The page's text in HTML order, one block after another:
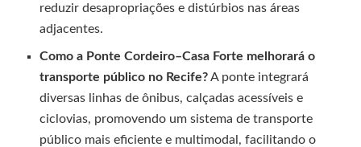
reduzir desapropriações e distúrbios nas áreas
adjacentes.
Como a Ponte Cordeiro–Casa Forte melhorará o
transporte público no Recife?A ponte integrará
diversas linhas de ônibus, calçadas acessíveis e
ciclovias, promovendo um sistema de transporte
público mais eficiente e multimodal, facilitando o